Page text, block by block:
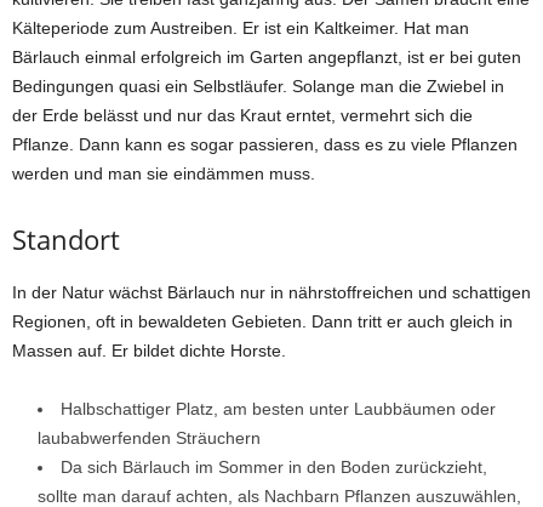
Kälteperiode zum Austreiben. Er ist ein Kaltkeimer. Hat man
Bärlauch einmal erfolgreich im Garten angepflanzt, ist er bei guten
Bedingungen quasi ein Selbstläufer. Solange man die Zwiebel in
der Erde belässt und nur das Kraut erntet, vermehrt sich die
Pflanze. Dann kann es sogar passieren, dass es zu viele Pflanzen
werden und man sie eindämmen muss.
Standort
In der Natur wächst Bärlauch nur in nährstoffreichen und schattigen
Regionen, oft in bewaldeten Gebieten. Dann tritt er auch gleich in
Massen auf. Er bildet dichte Horste.
Halbschattiger Platz, am besten unter Laubbäumen oder
laubabwerfenden Sträuchern
Da sich Bärlauch im Sommer in den Boden zurückzieht,
sollte man darauf achten, als Nachbarn Pflanzen auszuwählen,